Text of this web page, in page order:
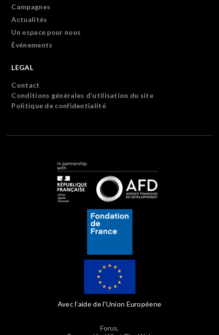
Campagnes
Actualités
Un espace pour nous
Événements
LEGAL
Contact
Conditions générales d'utilisation du site
Politique de confidentialité
Avec l'aide de l'Union Européene
Forus.